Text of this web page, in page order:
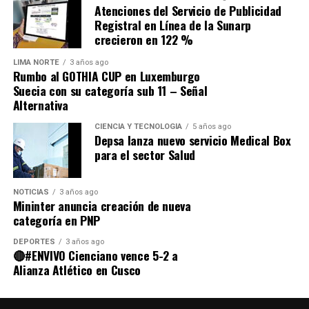
Multisectorial del Gobierno, reforzando el compromiso
de EsSalud con la salud de la niñez peruana.
Un compromiso con la infancia
Con el liderazgo de gerentes y directores en todas sus
redes, EsSalud reafirma su compromiso de garantizar
que cada niño asegurado reciba atención oportuna, los
insumos adecuados y un acompañamiento constante
para que crezca sano y fuerte.
Source link
Comparte esto:
Atenciones del Servicio de Publicidad
Registral en Línea de la Sunarp
crecieron en 122 %
LIMA NORTE 3 años ago
Rumbo al GOTHIA CUP en Luxemburgo
Suecia con su categoría sub 11 – Señal
Alternativa
CIENCIA Y TECNOLOGÍA 5 años ago
Depsa lanza nuevo servicio Medical Box
para el sector Salud
NOTICIAS 3 años ago
Mininter anuncia creación de nueva
categoría en PNP
DEPORTES 3 años ago
🔴#ENVIVO Cienciano vence 5-2 a
Alianza Atlético en Cusco